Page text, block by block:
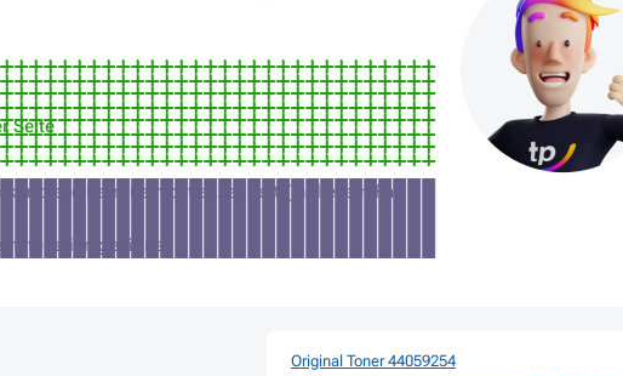
Seite
diese Patrone nicht akzeptiert (in diesem Fall
geeignet
Original Toner 44059254